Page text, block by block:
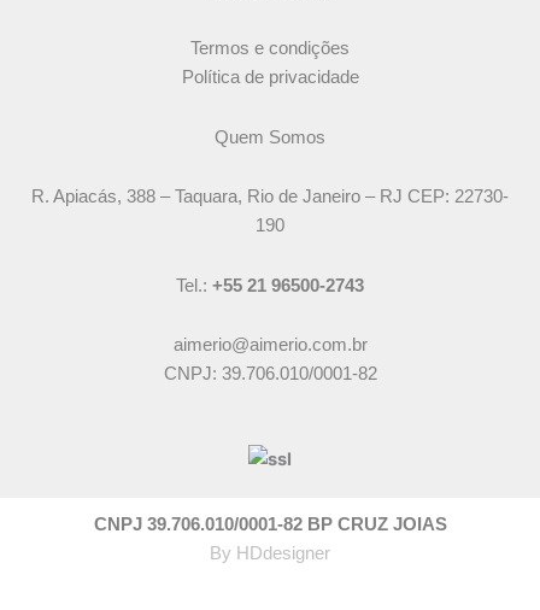
Termos e condições
Política de privacidade
Quem Somos
R. Apiacás, 388 – Taquara, Rio de Janeiro – RJ CEP: 22730-
190
Tel.: +55 21 96500-2743
aimerio@aimerio.com.br
CNPJ: 39.706.010/0001-82
CNPJ 39.706.010/0001-82 BP CRUZ JOIAS
By HDdesigner